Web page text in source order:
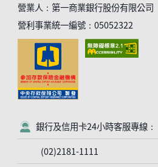
營業人：第一商業銀行股份有限公司
營利事業統一編號：05052322
客服符號
銀行及信用卡24小時客服專線：
(02)2181-1111